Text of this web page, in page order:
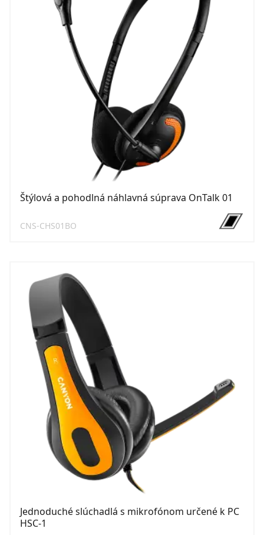
Štýlová a pohodlná náhlavná súprava OnTalk 01
CNS-CHS01BO
Jednoduché slúchadlá s mikrofónom určené k PC
HSC-1